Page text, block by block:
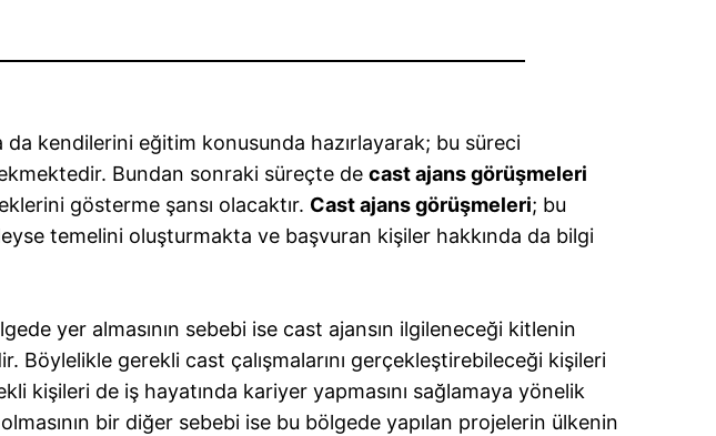
kendilerini eğitim konusunda hazırlayarak; bu süreci
Bundan sonraki süreçte decast ajans görüşmeleri
gösterme şansı olacaktır. Cast ajans görüşmeleri; bu
temelini oluşturmakta ve başvuran kişiler hakkında da bilgi
yer almasının sebebi ise cast ajansın ilgileneceği kitlenin
Böylelikle gerekli cast çalışmalarını gerçekleştirebileceği kişileri
kişileri de iş hayatında kariyer yapmasını sağlamaya yönelik
bir diğer sebebi ise bu bölgede yapılan projelerin ülkenin